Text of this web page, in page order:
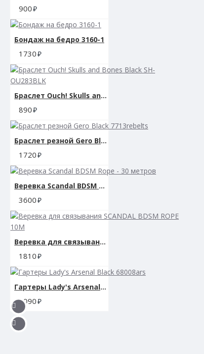
900
Бондаж на бедро 3160-1
1730
Браслет Ouch! Skulls and Bones Black SH-OU283BLK
890
Браслет резной Gero Black 7713rebelts
1720
Веревка Scandal BDSM Rope - 30 метров
3600
Веревка для связывания SCANDAL BDSM ROPE 10M
1810
Гартеры Lady's Arsenal Black 68008ars
3090